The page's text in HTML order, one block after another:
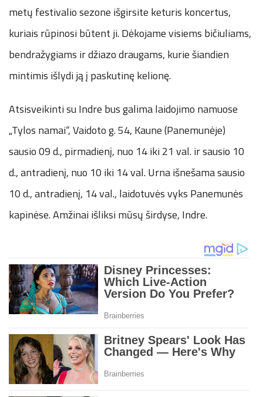
metų festivalio sezone išgirsite keturis koncertus,
kuriais rūpinosi būtent ji. Dėkojame visiems bičiuliams,
bendražygiams ir džiazo draugams, kurie šiandien
mintimis išlydi ją į paskutinę kelionę.
Atsisveikinti su Indre bus galima laidojimo namuose
„Tylos namai“, Vaidoto g. 54, Kaune (Panemunėje)
sausio 09 d., pirmadienį, nuo 14 iki 21 val. ir sausio 10
d., antradienį, nuo 10 iki 14 val. Urna išnešama sausio
10 d., antradienį, 14 val., laidotuvės vyks Panemunės
kapinėse. Amžinai išliksi mūsų širdyse, Indre.